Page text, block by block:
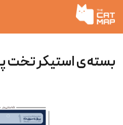
بسته‌ی استیکر تخت